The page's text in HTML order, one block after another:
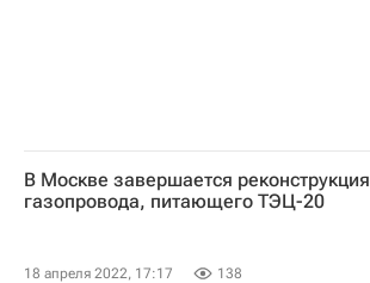
В Москве завершается реконструкция
газопровода, питающего ТЭЦ-20
18 апреля 2022, 17:17 138